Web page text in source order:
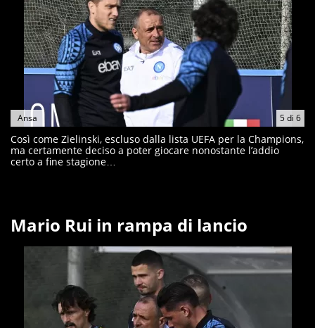
5di 6
Ansa
Così come Zielinski, escluso dalla lista UEFA per la Champions,
ma certamente deciso a poter giocare nonostante l’addio
certo a fine stagione…
Mario Rui in rampa di lancio